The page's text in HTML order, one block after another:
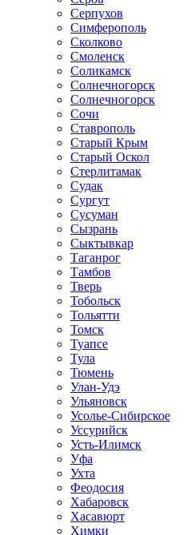
Серпухов
Симферополь
Сколково
Смоленск
Соликамск
Солнечногорск
Солнечногорск
Сочи
Ставрополь
Старый Крым
Старый Оскол
Стерлитамак
Судак
Сургут
Сусуман
Сызрань
Сыктывкар
Таганрог
Тамбов
Тверь
Тобольск
Тольятти
Томск
Туапсе
Тула
Тюмень
Улан-Удэ
Ульяновск
Усолье-Сибирское
Уссурийск
Усть-Илимск
Уфа
Ухта
Феодосия
Хабаровск
Хасавюрт
Химки